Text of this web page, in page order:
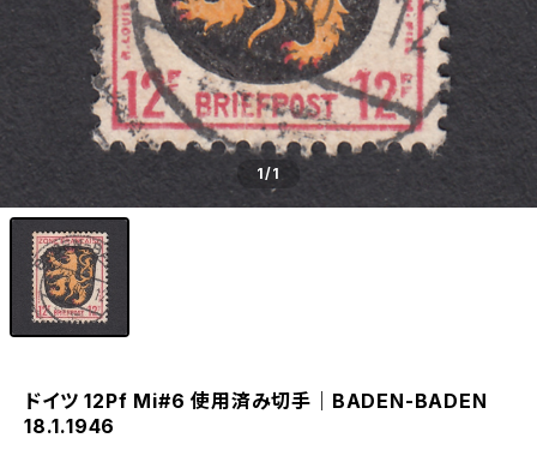
1/1
ドイツ 12Pf Mi#6 使用済み切手｜BADEN-BADEN
18.1.1946